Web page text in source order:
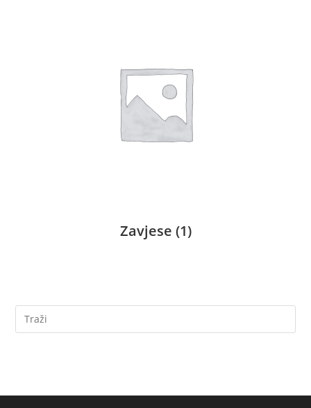
Zavjese (1)
Pretražite
ovu